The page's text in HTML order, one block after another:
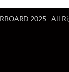
2025 - All